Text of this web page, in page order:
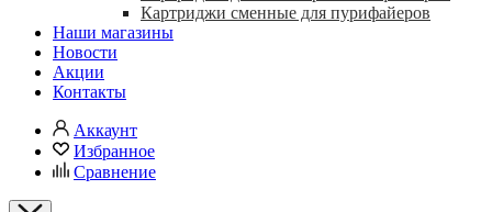
Картриджи сменные для пурифайеров
Наши магазины
Новости
Акции
Контакты
Аккаунт
Избранное
Сравнение